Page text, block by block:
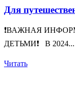
Для
❗️ВАЖНАЯ
ДЕТЬМИ❗️ В 2024...
Читать